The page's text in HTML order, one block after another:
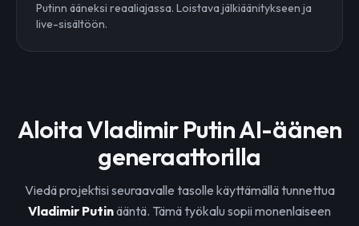
Putinn ääneksi reaaliajassa. Loistava jälkiäänitykseen ja
live-sisältöön.
Aloita Vladimir Putin AI-äänen
generaattorilla
Viedä projektisi seuraavalle tasolle käyttämällä tunnettua
Vladimir Putinääntä. Tämä työkalu sopii monenlaiseen